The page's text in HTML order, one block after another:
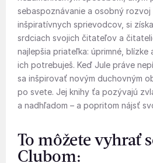
sebaspoznávanie a osobný rozvoj
inšpiratívnych sprievodcov, si
srdciach svojich čitateľov a
najlepšia priateľka: úprimné,
ich potrebuješ. Keď Jule práve
sa inšpirovať novým duchovným
po svete. Jej knihy ťa pozývajú
a nadhľadom – a popritom nájsť
To môžete vyhrať
Clubom: